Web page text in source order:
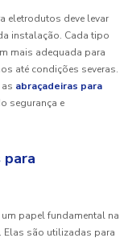
eletrodutos deve levar
instalação. Cada tipo
mais adequada para
até condições severas.
abraçadeiras para
segurança e
para
papel fundamental na
Elas são utilizadas para